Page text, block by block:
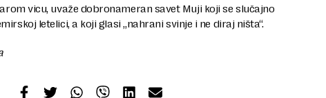
vicu, uvaže dobronameran savet Muji koji se slučajno
letelici, a koji glasi „nahrani svinje i ne diraj ništa“.